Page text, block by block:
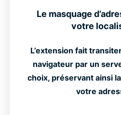
Le masquage
votre
L’extension fait
navigateur par un
choix, préservant ainsi
votre